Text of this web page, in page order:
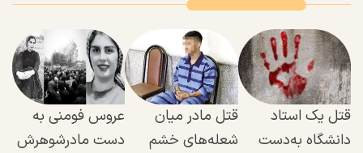
قتل یک استاد
دانشگاه به‌دست
قتل مادر میان
شعله‌های خشم
عروس فومنی به
دست مادرشوهرش